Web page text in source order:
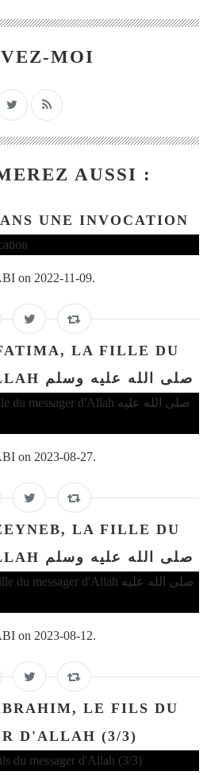
MOI
AUSSI :
UNE INVOCATION
on 2022-11-09.
LA FILLE DU
MESSAGER D'ALLAH صلى الله عليه وسلم
on 2023-08-27.
LA FILLE DU
MESSAGER D'ALLAH صلى الله عليه وسلم
on 2023-08-12.
LE FILS DU
D'ALLAH (3/3)